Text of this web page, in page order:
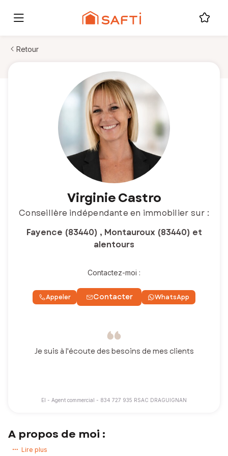
Retour
Virginie Castro
Conseillère indépendante en immobilier sur :
Fayence (83440) , Montauroux (83440) et
alentours
Contactez-moi :
Appeler Contacter WhatsApp
Je suis à l'écoute des besoins de mes clients
EI - Agent commercial - 834 727 935 RSAC DRAGUIGNAN
A propos de moi :
Bienvenue sur mon site,
Lire plus